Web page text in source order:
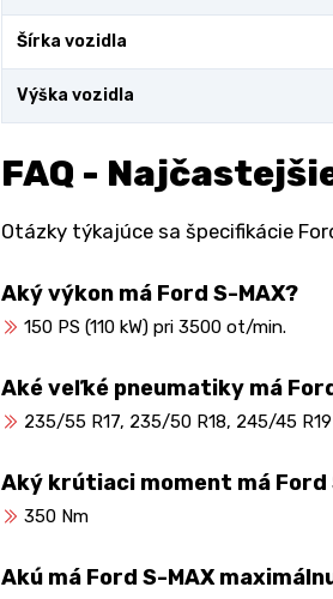
Šírka vozidla
Výška vozidla
FAQ -
Otázky týkajúce sa špecifikácie
Aký výkon má Ford S-MAX?
150 PS (110 kW) pri 3500 ot/min.
Aké veľké pneumatiky má
235/55 R17, 235/50 R18, 245/45 R19
Aký krútiaci moment má Ford
350 Nm
Akú má Ford S-MAX